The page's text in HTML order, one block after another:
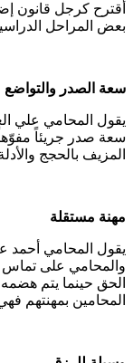
أقترح كرجل قانون
بعض المراحل
سعة الصدر والتواضع
يقول المحامي علي
سعة صدر جريئاً
المزيف بالحجج
مهنة مستقلة
يقول المحامي أحمد
والمحامي على تماس
الحق حينما يتم
المحامين بمهنتهم